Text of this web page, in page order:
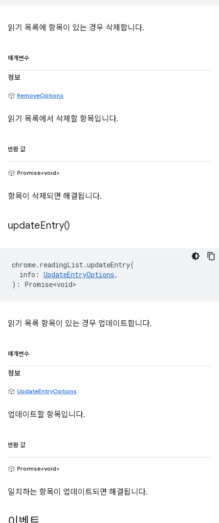
읽기 목록에 항목이 있는 경우 삭제합니다.
매개변수
정보
RemoveOptions
읽기 목록에서 삭제할 항목입니다.
반환 값
Promise<void>
항목이 삭제되면 해결됩니다.
updateEntry()
chrome. readingList .updateEntry(
info : UpdateEntryOptions,
) : Promise<void>
읽기 목록 항목이 있는 경우 업데이트합니다.
매개변수
정보
UpdateEntryOptions
업데이트할 항목입니다.
반환 값
Promise<void>
일치하는 항목이 업데이트되면 해결됩니다.